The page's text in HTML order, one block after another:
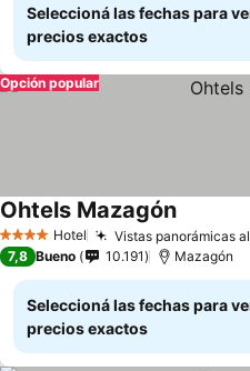
Seleccioná las fechas para
precios exactos
Opción popular
4 EstrellasHotel Vistas panorámicas
Ohtels Mazagón
7,8 Bueno 10.191 Mazagón
Seleccioná las fechas para
precios exactos